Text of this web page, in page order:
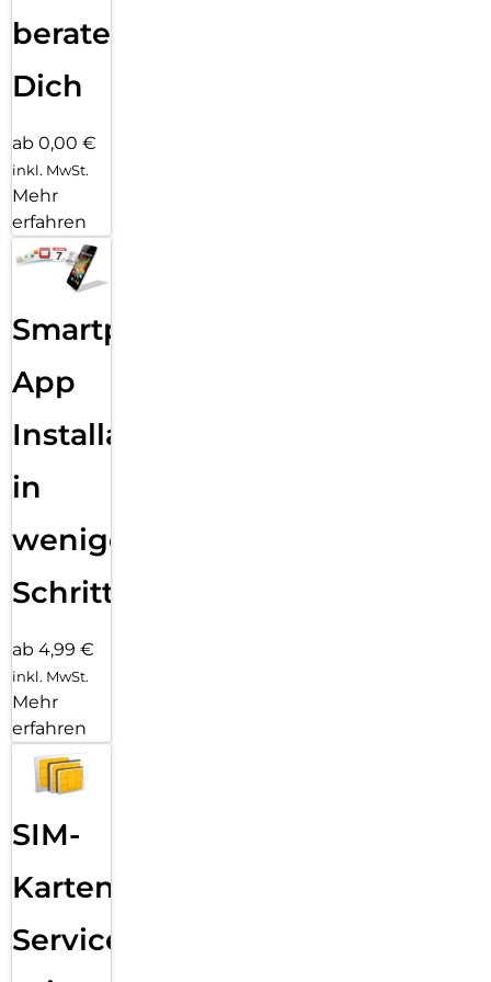
beraten
Dich
ab 0,00 €
inkl. MwSt.
Mehr
erfahren
Smartphone
App
Installation
in
wenigen
Schritten
ab 4,99 €
inkl. MwSt.
Mehr
erfahren
SIM-
Karten
Service: